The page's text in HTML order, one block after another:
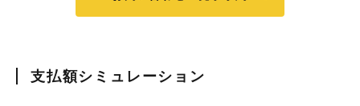
支払額シミュレーション